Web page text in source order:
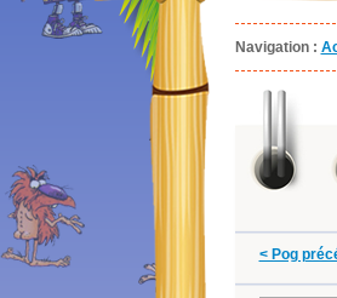
Navigation :
< Pog